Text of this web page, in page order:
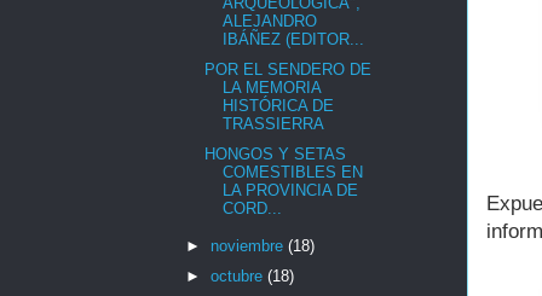
ALEJANDRO
IBÁÑEZ (EDITOR...
POR EL SENDERO DE
LA MEMORIA
HISTÓRICA DE
TRASSIERRA
HONGOS Y SETAS
COMESTIBLES EN
LA PROVINCIA DE
CORD...
► noviembre (18)
► octubre (18)